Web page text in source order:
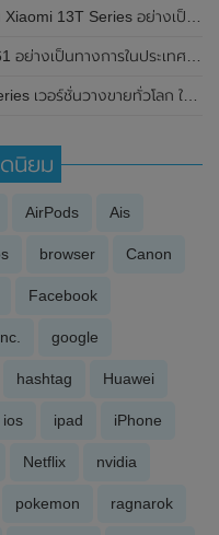
งเป็นทางการแล้ว ในราคาเริ่มต้น 15,990 บาท
จอแสดงผล 6.74 นิ้ว / 90Hz , ชิปเซ็ต Unisoc T612 และแบตเตอรี่สุดอึด 5,000mAh
งขายทั่วโลก ในวันที่ 31 มกราคม 2023
นิยม
AirPods Ais
browser Canon
Facebook
google
hashtag Huawei
ios ipad iPhone
Netflix nvidia
pokemon ragnarok